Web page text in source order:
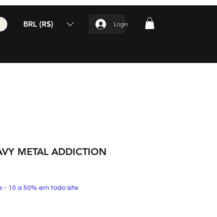
BRL (R$) Login
METAL ADDICTION
- 10 a 50% em todo site